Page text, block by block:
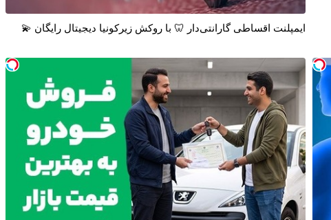
ایمپلنت اقساطی گارانتی‌دار 🦷 با روکش زیرکونیا دیجیتال رایگان 💫